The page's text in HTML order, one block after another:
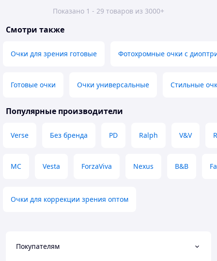
Показано 1 - 29 товаров из 3000+
Смотри также
Очки для зрения готовые Фотохромные очки с
Готовые очки Очки универсальные Стильные
Популярные производители
Verse Без бренда PD Ralph V&V
MC Vesta ForzaViva Nexus B&B
Очки для коррекции зрения оптом
Покупателям